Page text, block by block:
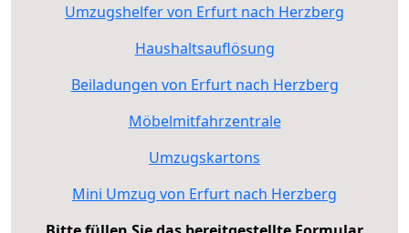
Umzugshelfer von Erfurt nach Herzberg
Haushaltsauflösung
Beiladungen von Erfurt nach Herzberg
Möbelmitfahrzentrale
Umzugskartons
Mini Umzug von Erfurt nach Herzberg